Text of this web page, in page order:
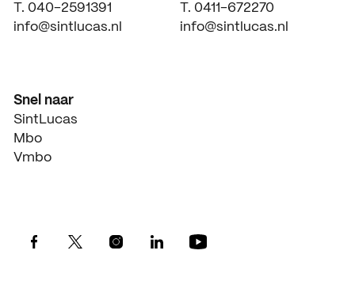
T. 040-2591391
info@sintlucas.nl
T. 0411-672270
info@sintlucas.nl
Snel naar
SintLucas
Mbo
Vmbo